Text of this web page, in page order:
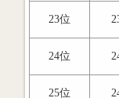
23位
24位
25位